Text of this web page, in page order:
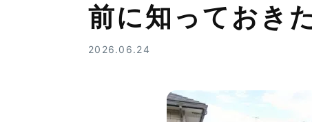
前に知っておき
2026.06.24